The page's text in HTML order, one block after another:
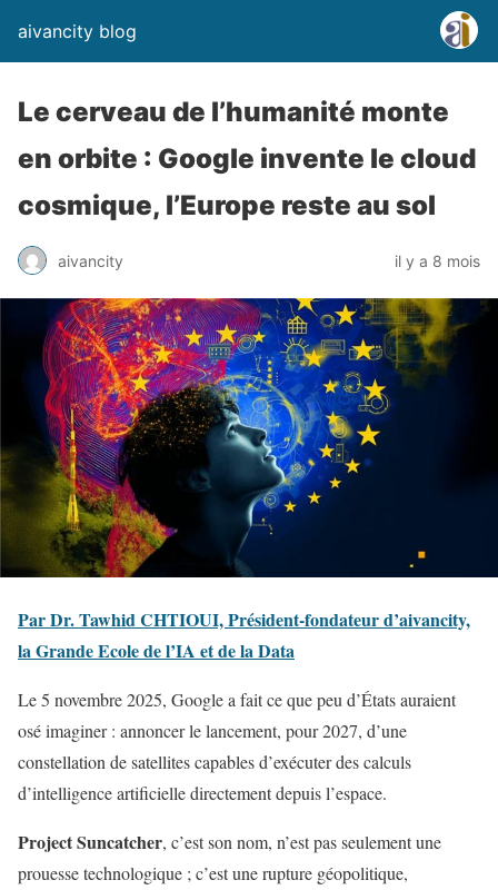
aivancity blog
Le cerveau de l’humanité monte
en orbite : Google invente le cloud
cosmique, l’Europe reste au sol
aivancity il y a 8 mois
Par Dr. Tawhid CHTIOUI, Président-fondateur d’aivancity,
la Grande Ecole de l’IA et de la Data
Le 5 novembre 2025, Google a fait ce que peu d’États auraient
osé imaginer : annoncer le lancement, pour 2027, d’une
constellation de satellites capables d’exécuter des calculs
d’intelligence artificielle directement depuis l’espace.
Project Suncatcher, c’est son nom, n’est pas seulement une
prouesse technologique ; c’est une rupture géopolitique,